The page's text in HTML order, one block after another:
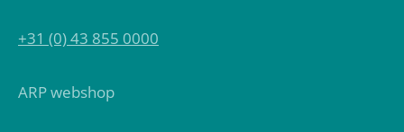
+31 (0) 43 855 0000
ARP webshop